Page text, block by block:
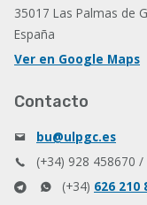
35017 Las Palmas de
España
Ver en Google Maps
Contacto
bu@ulpgc.es
(+34) 928 458670 /
(+34) 626 210